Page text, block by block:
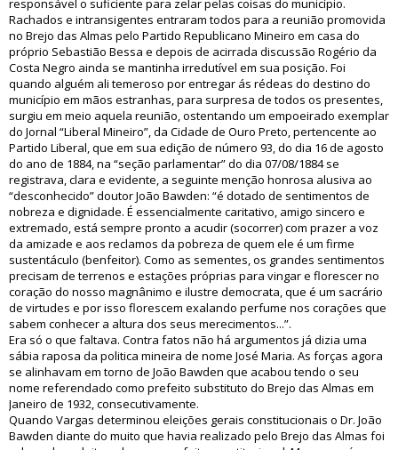
responsável o suficiente para zelar pelas coisas do município.
Rachados e intransigentes entraram todos para a reunião promovida
no Brejo das Almas pelo Partido Republicano Mineiro em casa do
próprio Sebastião Bessa e depois de acirrada discussão Rogério da
Costa Negro ainda se mantinha irredutível em sua posição. Foi
quando alguém ali temeroso por entregar ás rédeas do destino do
município em mãos estranhas, para surpresa de todos os presentes,
surgiu em meio aquela reunião, ostentando um empoeirado exemplar
do Jornal “Liberal Mineiro”, da Cidade de Ouro Preto, pertencente ao
Partido Liberal, que em sua edição de número 93, do dia 16 de agosto
do ano de 1884, na “seção parlamentar” do dia 07/08/1884 se
registrava, clara e evidente, a seguinte menção honrosa alusiva ao
“desconhecido” doutor João Bawden: “é dotado de sentimentos de
nobreza e dignidade. É essencialmente caritativo, amigo sincero e
extremado, está sempre pronto a acudir (socorrer) com prazer a voz
da amizade e aos reclamos da pobreza de quem ele é um firme
sustentáculo (benfeitor). Como as sementes, os grandes sentimentos
precisam de terrenos e estações próprias para vingar e florescer no
coração do nosso magnânimo e ilustre democrata, que é um sacrário
de virtudes e por isso florescem exalando perfume nos corações que
sabem conhecer a altura dos seus merecimentos...”.
Era só o que faltava. Contra fatos não há argumentos já dizia uma
sábia raposa da politica mineira de nome José Maria. As forças agora
se alinhavam em torno de João Bawden que acabou tendo o seu
nome referendado como prefeito substituto do Brejo das Almas em
Janeiro de 1932, consecutivamente.
Quando Vargas determinou eleições gerais constitucionais o Dr. João
Bawden diante do muito que havia realizado pelo Brejo das Almas foi